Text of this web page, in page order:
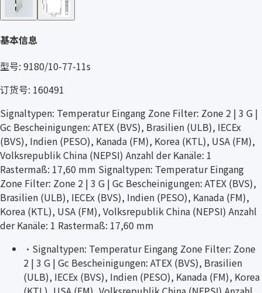
基本信息
型号: 9180/10-77-11s
订货号: 160491
Signaltypen: Temperatur Eingang Zone Filter: Zone 2 | 3 G |
Gc Bescheinigungen: ATEX (BVS), Brasilien (ULB), IECEx
(BVS), Indien (PESO), Kanada (FM), Korea (KTL), USA (FM),
Volksrepublik China (NEPSI) Anzahl der Kanäle: 1
Rastermaß: 17,60 mm Signaltypen: Temperatur Eingang
Zone Filter: Zone 2 | 3 G | Gc Bescheinigungen: ATEX (BVS),
Brasilien (ULB), IECEx (BVS), Indien (PESO), Kanada (FM),
Korea (KTL), USA (FM), Volksrepublik China (NEPSI) Anzahl
der Kanäle: 1 Rastermaß: 17,60 mm
· Signaltypen: Temperatur Eingang Zone Filter: Zone
2 | 3 G | Gc Bescheinigungen: ATEX (BVS), Brasilien
(ULB), IECEx (BVS), Indien (PESO), Kanada (FM), Korea